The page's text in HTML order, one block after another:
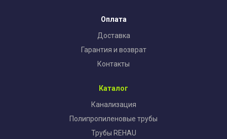
Оплата
Доставка
Гарантия и возврат
Контакты
Каталог
Канализация
Полипропиленовые трубы
Трубы REHAU